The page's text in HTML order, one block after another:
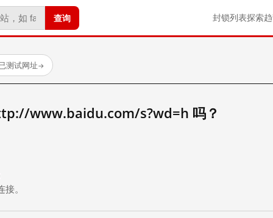
查询 封锁列表探索
测试网址→
www.baidu.com/s?wd=h 吗？
。